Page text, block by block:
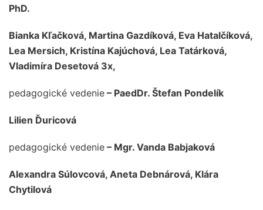
PhD.
Bianka Kľačková, Martina Gazdíková, Eva Hatalčíková,
Lea Mersich, Kristína Kajúchová, Lea Tatárková,
Vladimíra Desetová 3x,
pedagogické vedenie – PaedDr. Štefan Pondelík
Lilien Ďuricová
pedagogické vedenie – Mgr. Vanda Babjaková
Alexandra Súlovcová, Aneta Debnárová, Klára
Chytilová